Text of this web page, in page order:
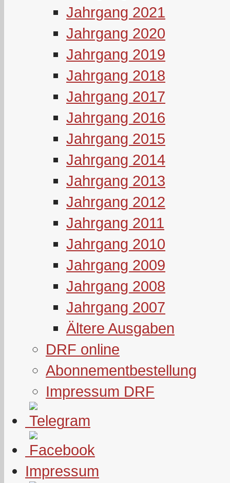
Jahrgang 2021
Jahrgang 2020
Jahrgang 2019
Jahrgang 2018
Jahrgang 2017
Jahrgang 2016
Jahrgang 2015
Jahrgang 2014
Jahrgang 2013
Jahrgang 2012
Jahrgang 2011
Jahrgang 2010
Jahrgang 2009
Jahrgang 2008
Jahrgang 2007
Ältere Ausgaben
DRF online
Abonnementbestellung
Impressum DRF
Impressum